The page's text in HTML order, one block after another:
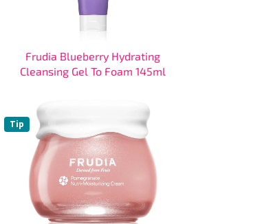
Frudia Blueberry Hydrating
Cleansing Gel To Foam 145ml
Tip